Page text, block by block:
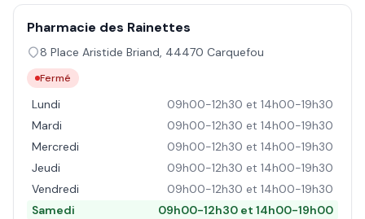
Pharmacie des Rainettes
8 Place Aristide Briand, 44470 Carquefou
Fermé
Lundi
09h00-12h30 et 14h00-19h30
Mardi
09h00-12h30 et 14h00-19h30
Mercredi
09h00-12h30 et 14h00-19h30
Jeudi
09h00-12h30 et 14h00-19h30
Vendredi
09h00-12h30 et 14h00-19h30
Samedi
09h00-12h30 et 14h00-19h00